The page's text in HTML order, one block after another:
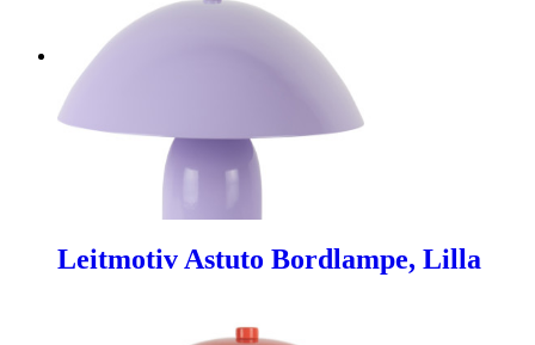
Leitmotiv Astuto Bordlampe, Lilla